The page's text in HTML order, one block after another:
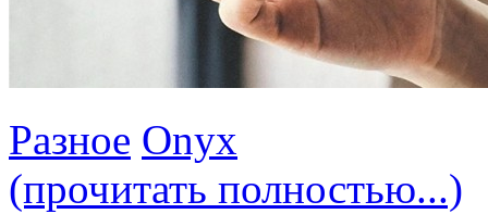
Разное Onyx
(прочитать полностью...)